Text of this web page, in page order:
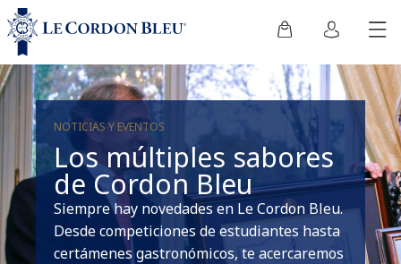
NOTICIAS Y EVENTOS
Los múltiples sabores
de Cordon Bleu
Siempre hay novedades en Le Cordon Bleu.
Desde competiciones de estudiantes hasta
certámenes gastronómicos, te acercaremos